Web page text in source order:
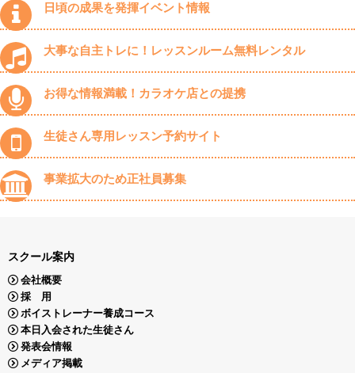
日頃の成果を発揮イベント情報
大事な自主トレに！レッスンルーム無料レンタル
お得な情報満載！カラオケ店との提携
生徒さん専用レッスン予約サイト
事業拡大のため正社員募集
スクール案内
会社概要
採 用
ボイストレーナー養成コース
本日入会された生徒さん
発表会情報
メディア掲載